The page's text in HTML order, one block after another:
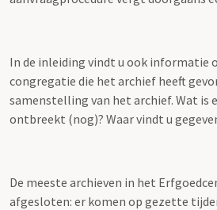
In de inleiding vindt u ook informatie
congregatie die het archief heeft
samenstelling van het archief. Wat is
ontbreekt (nog)? Waar vindt u
De meeste archieven in het
afgesloten: er komen op gezette